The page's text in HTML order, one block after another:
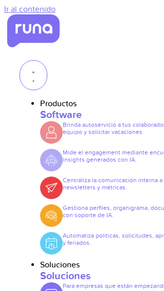
Ir al contenido
Productos
Software
Brinda autoservicio a tus
equipo y solicitar vacaciones
Mide el engagement mediante
insights generados con IA.
Centraliza la comunicación interna
newsletters y métricas.
Gestiona perfiles, organigrama,
con soporte de IA.
Automatiza políticas, solicitudes,
y feriados.
Soluciones
Soluciones
Para empresas que están